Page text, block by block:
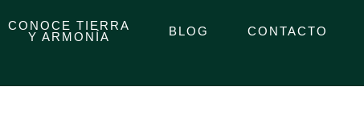
CONOCE TIERRA
Y ARMONÍA
BLOG CONTACTO